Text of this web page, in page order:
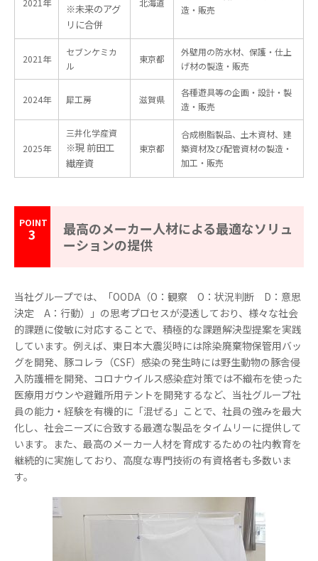
2021年
※未来のアグ
リに合併
北海道
造・販売
2021年
セブンケミカ
ル
東京都
外壁用の防水材、保護・仕上
げ材の製造・販売
2024年 犀工房 滋賀県
各種遊具等の企画・設計・製
造・販売
2025年
三井化学産資
※現 前田工
繊産資
東京都
合成樹脂製品、土木資材、建
築資材及び配管資材の製造・
加工・販売
3
最高のメーカー人材による最適なソリュ
ーションの提供
当社グループでは、「OODA（O：観察 O：状況判断 D：意思
決定 A：行動）」の思考プロセスが浸透しており、様々な社会
的課題に俊敏に対応することで、積極的な課題解決型提案を実践
しています。例えば、東日本大震災時には除染廃棄物保管用バッ
グを開発、豚コレラ（CSF）感染の発生時には野生動物の豚舎侵
入防護柵を開発、コロナウイルス感染症対策では不織布を使った
医療用ガウンや避難所用テントを開発するなど、当社グループ社
員の能力・経験を有機的に「混ぜる」ことで、社員の強みを最大
化し、社会ニーズに合致する最適な製品をタイムリーに提供して
います。また、最高のメーカー人材を育成するための社内教育を
継続的に実施しており、高度な専門技術の有資格者も多数いま
す。